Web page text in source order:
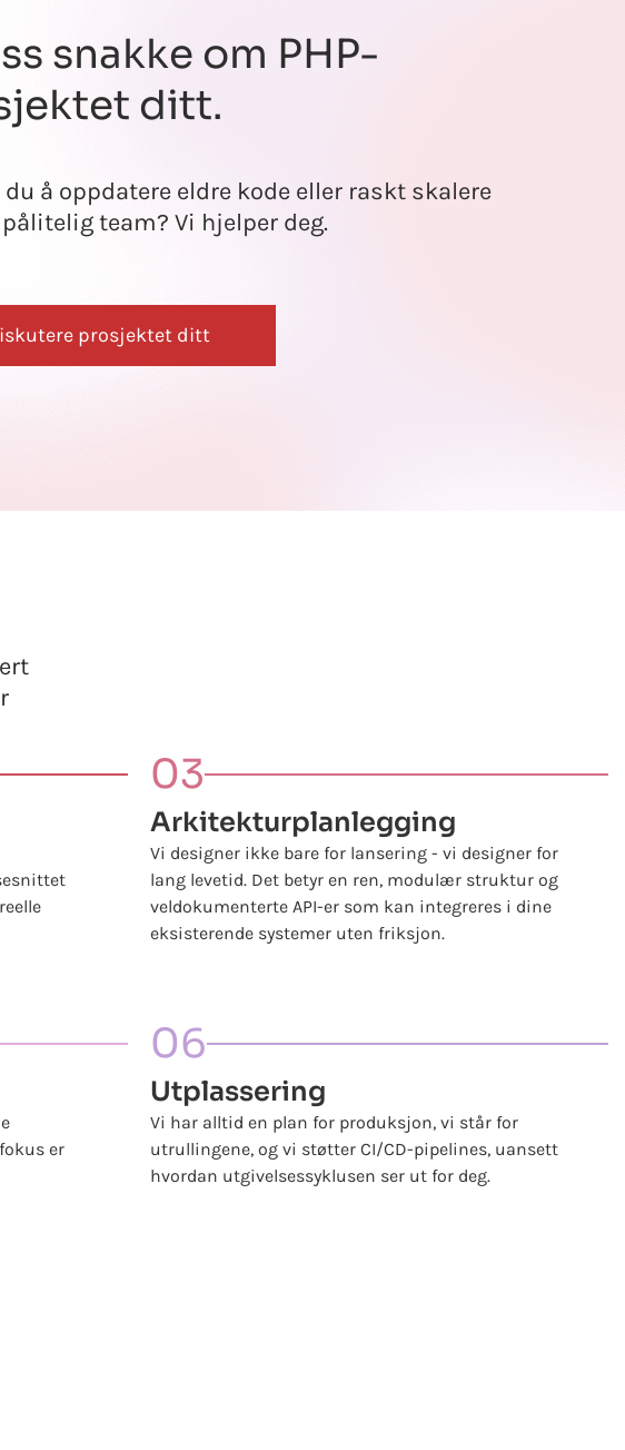
snakke om PHP-
ditt.
du å oppdatere eldre kode eller raskt skalere
team? Vi hjelper deg.
prosjektet ditt
03
Arkitekturplanlegging
Vi designer ikke bare for lansering - vi designer for
lang levetid. Det betyr en ren, modulær struktur og
veldokumenterte API-er som kan integreres i dine
eksisterende systemer uten friksjon.
er
06
Utplassering
Vi har alltid en plan for produksjon, vi står for
utrullingene, og vi støtter CI/CD-pipelines, uansett
hvordan utgivelsessyklusen ser ut for deg.